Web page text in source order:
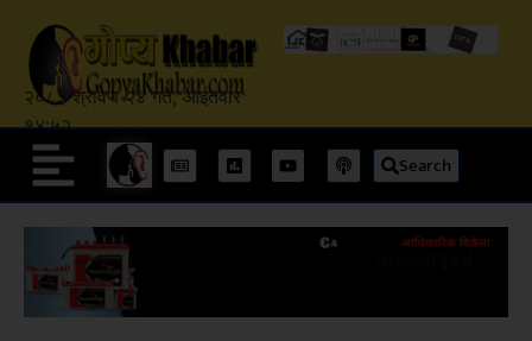
२०८३ श्रावण २४ गते, आईतवार
१४:५२
Search